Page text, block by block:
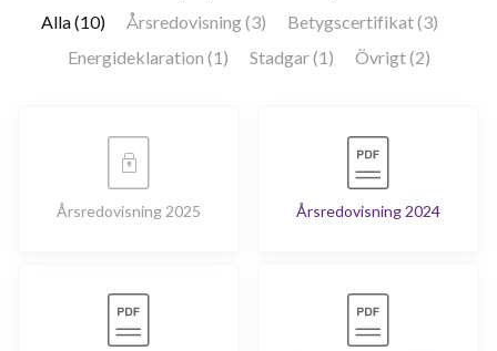
Alla (10)
Årsredovisning (3)
Betygscertifikat (3)
Energideklaration (1)
Stadgar (1) Övrigt (2)
Årsredovisning 2025 Årsredovisning 2024